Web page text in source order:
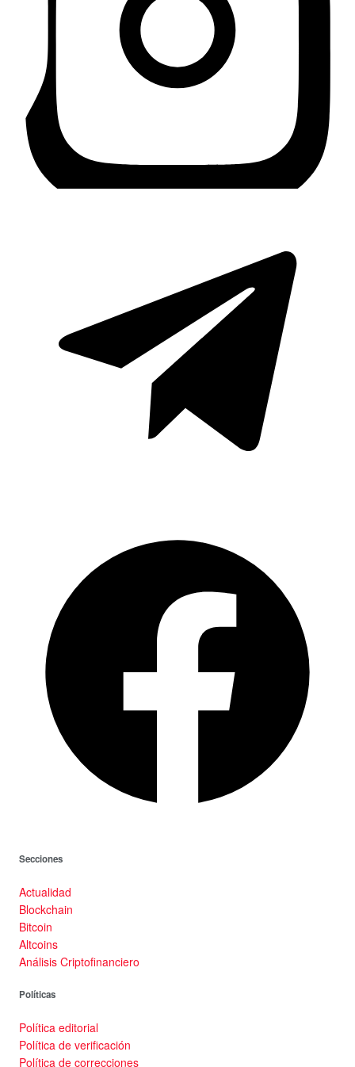
Secciones
Actualidad
Blockchain
Bitcoin
Altcoins
Análisis Criptofinanciero
Políticas
Política editorial
Política de verificación
Política de correcciones